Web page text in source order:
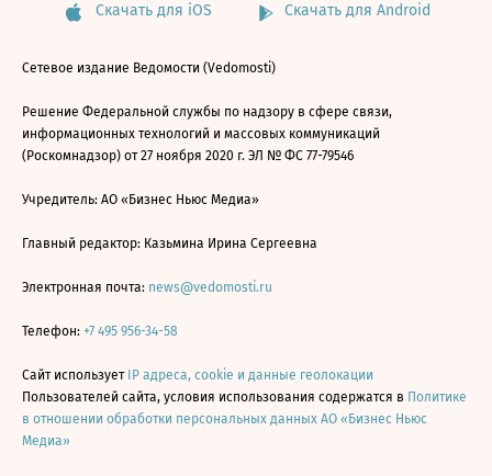
Скачать для iOS Скачать для Android
Сетевое издание Ведомости (Vedomosti)
Решение Федеральной службы по надзору в сфере связи,
информационных технологий и массовых коммуникаций
(Роскомнадзор) от 27 ноября 2020 г. ЭЛ № ФС 77-79546
Учредитель: АО «Бизнес Ньюс Медиа»
Главный редактор: Казьмина Ирина Сергеевна
Электронная почта: news@vedomosti.ru
Телефон: +7 495 956-34-58
Сайт использует IP адреса, cookie и данные геолокации
Пользователей сайта, условия использования содержатся в Политике
в отношении обработки персональных данных АО «Бизнес Ньюс
Медиа»